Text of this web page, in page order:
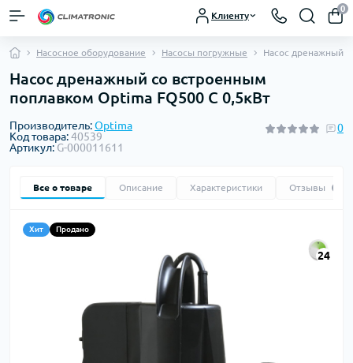
Клиенту
0
Насосное оборудование Насосы погружные Насос дренажный
Насос дренажный cо встроенным
поплавком Optima FQ500 C 0,5кВт
Производитель:Optima
Код товара:40539
Артикул: G-000011611
0
Все о товаре Описание Характеристики Отзывы
Хит Продано
24